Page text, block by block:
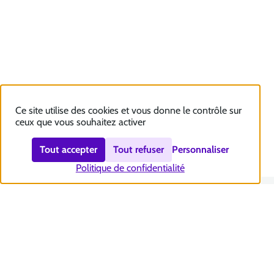
Ce site utilise des cookies et vous donne le contrôle sur
ceux que vous souhaitez activer
Tout accepter Tout refuser
Personnaliser
Politique de confidentialité